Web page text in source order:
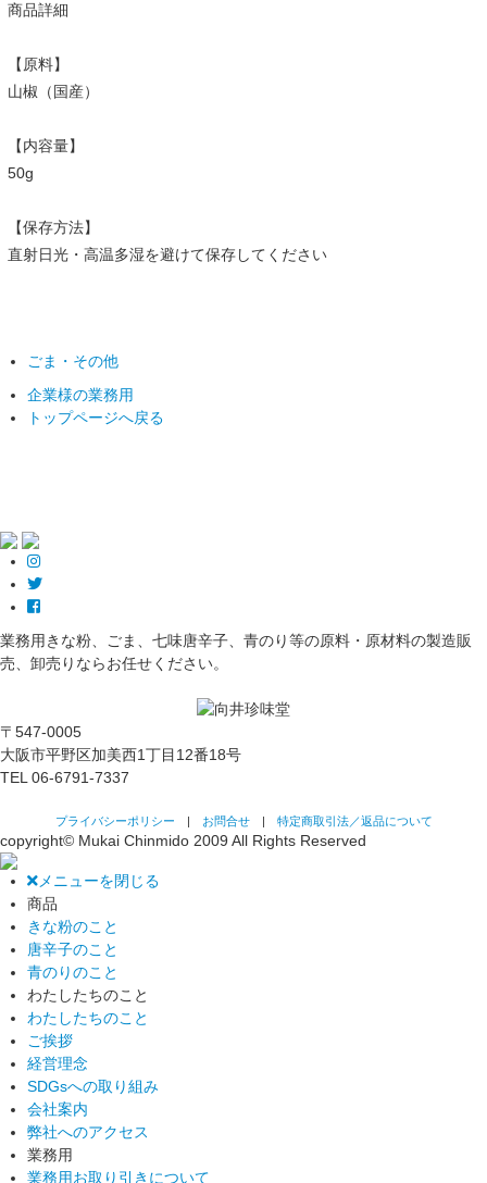
商品詳細
【原料】
山椒（国産）
【内容量】
50g
【保存方法】
直射日光・高温多湿を避けて保存してください
ごま・その他
企業様の業務用
トップページへ戻る
業務用きな粉、ごま、七味唐辛子、青のり等の原料・原材料の製造販
売、卸売りならお任せください。
〒547-0005
大阪市平野区加美西1丁目12番18号
TEL06-6791-7337
プライバシーポリシー お問合せ| 特定商取引法／返品について
copyright© Mukai Chinmido 2009 All Rights Reserved
メニューを閉じる
商品
きな粉のこと
唐辛子のこと
青のりのこと
わたしたちのこと
わたしたちのこと
ご挨拶
経営理念
SDGsへの取り組み
会社案内
弊社へのアクセス
業務用
業務用お取り引きについて